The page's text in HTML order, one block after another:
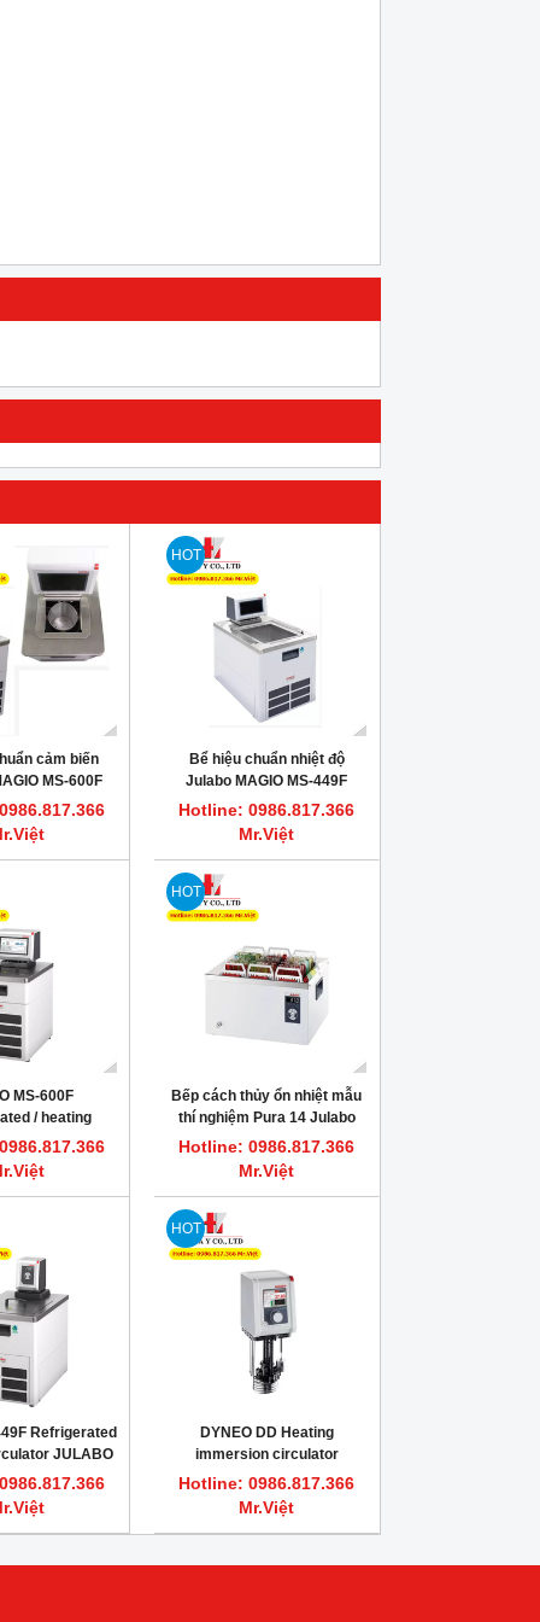
Dung dịch vệ sinh bơm tiêm sắc ký
HPLC, GC HAMILTON
Hotline: 0986.817.366 Mr.Việt Hotline:
cảm biến
MS-600F
HOT
Bể hiệu chuẩn nhiệt độ
Julabo MAGIO MS-449F
(calibration bath)
Hotline: 0986.817.366
Mr.Việt
MS-600F
/ heating
bị tuần hoàn
lạnh mẫu
HOT
Bếp cách thủy ổn nhiệt mẫu
thí nghiệm Pura 14 Julabo
Hotline: 0986.817.366
Mr.Việt
Refrigerated
JULABO
HOT
DYNEO DD Heating
immersion circulator
JULABO 9021000.33
Hotline: 0986.817.366
Mr.Việt